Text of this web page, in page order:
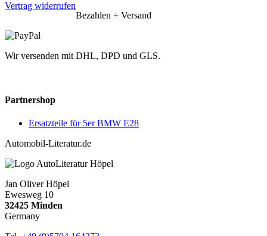
Vertrag widerrufen
Bezahlen + Versand
Wir versenden mit DHL, DPD und GLS.
Partnershop
Ersatzteile für 5er BMW E28
Automobil-Literatur.de
Jan Oliver Höpel
Ewesweg 10
32425 Minden
Germany